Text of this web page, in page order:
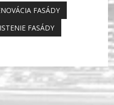
FASÁDY
FASÁDY